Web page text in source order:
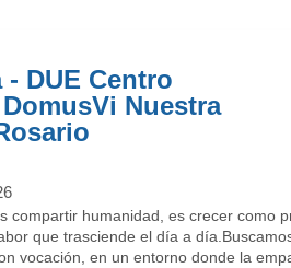
DUE Centro
Nuestra
compartir humanidad, es crecer como
que trasciende el día a
vocación, en un entorno donde la